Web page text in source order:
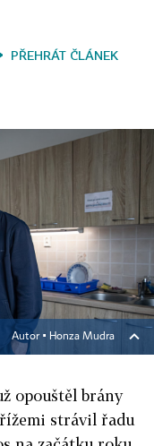
PŘEHRÁT ČLÁNEK
Autor ▪ Honza Mudra
opouštěl brány
strávil řadu